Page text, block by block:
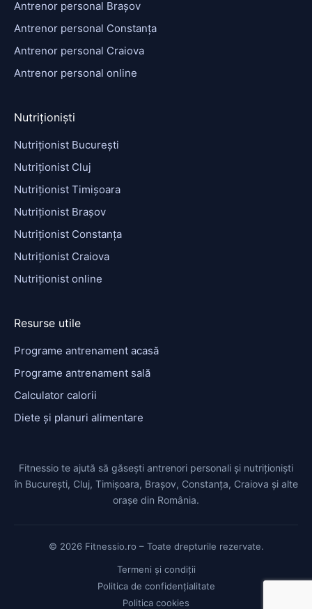
Antrenor personal Brașov
Antrenor personal Constanța
Antrenor personal Craiova
Antrenor personal online
Nutriționiști
Nutriționist București
Nutriționist Cluj
Nutriționist Timișoara
Nutriționist Brașov
Nutriționist Constanța
Nutriționist Craiova
Nutriționist online
Resurse utile
Programe antrenament acasă
Programe antrenament sală
Calculator calorii
Diete și planuri alimentare
Fitnessio te ajută să găsești antrenori personali și nutriționiști
în București, Cluj, Timișoara, Brașov, Constanța, Craiova și alte
orașe din România.
© 2026 Fitnessio.ro – Toate drepturile rezervate.
Termeni și condiții
Politica de confidențialitate
Politica cookies